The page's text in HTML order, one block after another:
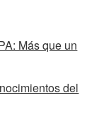
Más que un
del